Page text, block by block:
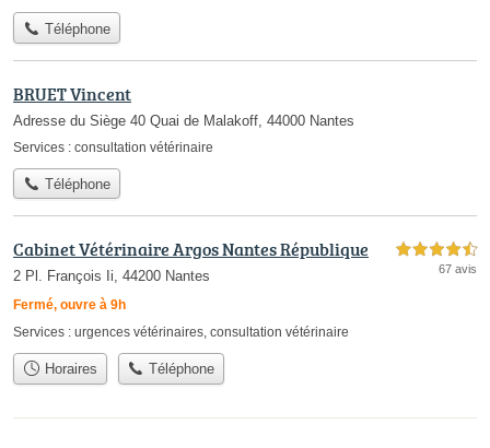
Téléphone
BRUET Vincent
Adresse du Siège 40 Quai de Malakoff, 44000 Nantes
Services : consultation vétérinaire
Téléphone
Cabinet Vétérinaire Argos Nantes République
2 Pl. François Ii, 44200 Nantes
Fermé, ouvre à 9h
4,5 étoiles sur 5
67 avis
Services : urgences vétérinaires, consultation vétérinaire
Horaires Téléphone